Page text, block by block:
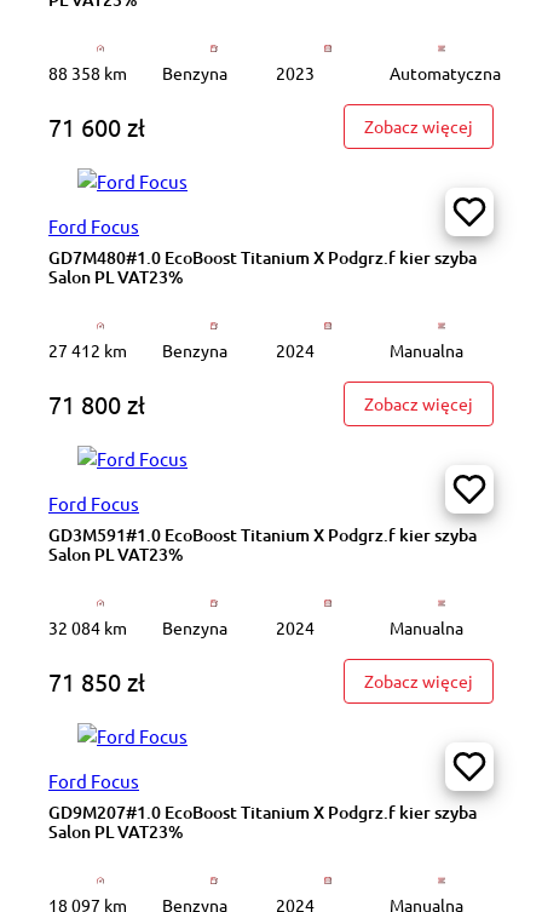
88 358 km Benzyna 2023 Automatyczna
71 600 zł Zobacz więcej
Ford Focus
GD7M480#1.0 EcoBoost Titanium X Podgrz.f kier szyba
Salon PL VAT23%
27 412 km Benzyna 2024 Manualna
71 800 zł Zobacz więcej
Ford Focus
GD3M591#1.0 EcoBoost Titanium X Podgrz.f kier szyba
Salon PL VAT23%
32 084 km Benzyna 2024 Manualna
71 850 zł Zobacz więcej
Ford Focus
GD9M207#1.0 EcoBoost Titanium X Podgrz.f kier szyba
Salon PL VAT23%
18 097 km Benzyna 2024 Manualna